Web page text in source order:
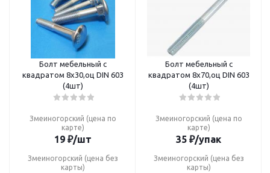
Болт мебельный с
квадратом 8х30,оц DIN 603
(4шт)
Змеиногорский (цена по
карте)
19₽/шт
Змеиногорский (цена без
карты)
Болт мебельный с
квадратом 8х70,оц DIN 603
(4шт)
Змеиногорский (цена по
карте)
35 ₽/упак
Змеиногорский (цена без
карты)